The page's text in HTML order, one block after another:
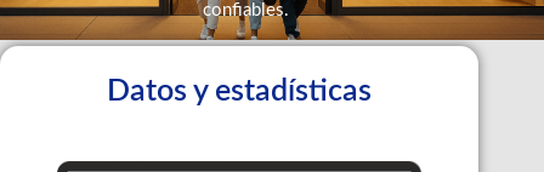
confiables.
Datos y estadísticas